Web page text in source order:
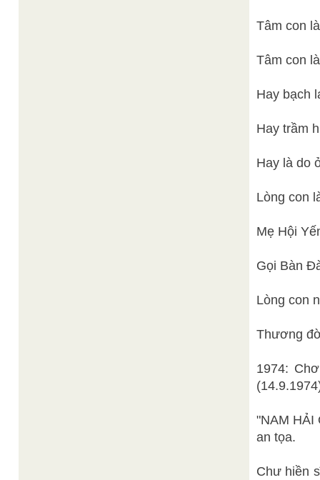
Tâm con
Tâm con
Hay bạch
Hay trầm
Hay là do
Lòng con
Mẹ Hội
Gọi Bàn
Lòng con
Thương
1974:
"NAM HẢI
an tọa.
Chư hiền